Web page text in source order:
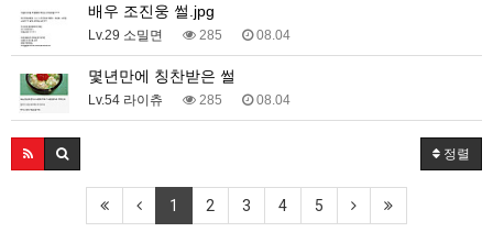
배우 조진웅 썰.jpg
Lv.29 소밀면 285 08.04
몇년만에 칭찬받은 썰
Lv.54 라이츄 285 08.04
정렬
1 2 3 4 5